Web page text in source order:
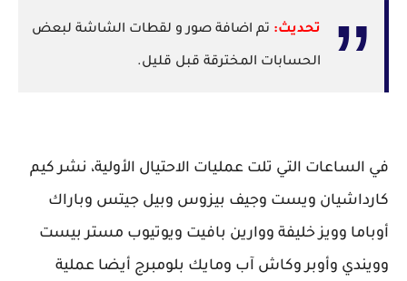
تحديث: تم اضافة صور و لقطات الشاشة لبعض
الحسابات المخترقة قبل قليل.
في الساعات التي تلت عمليات الاحتيال الأولية، نشر كيم
كارداشيان ويست وجيف بيزوس وبيل جيتس وباراك
أوباما وويز خليفة ووارين بافيت ويوتيوب مستر بيست
وويندي وأوبر وكاش آب ومايك بلومبرج أيضا عملية